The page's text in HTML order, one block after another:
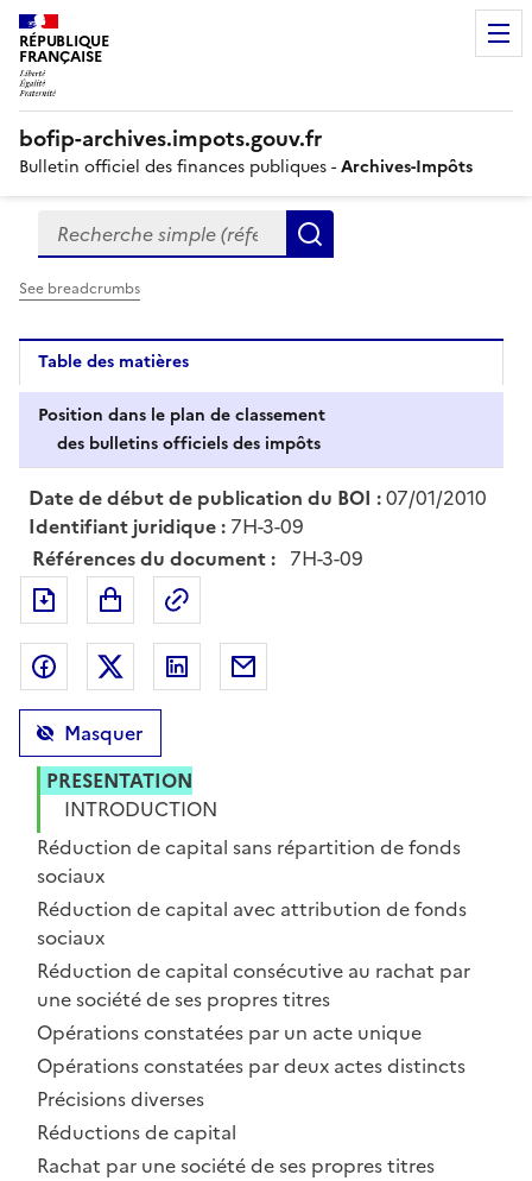
RÉPUBLIQUE
FRANÇAISE
bofip-archives.impots.gouv.fr
Bulletin officiel des finances publiques -Archives-Impôts
Formulaire
de
recherche
Recherche simple (références, mots clés, partie du
See breadcrumbs
Table des matières
Position dans le plan de classement
des bulletins officiels des impôts
Date de début de publication du BOI :07/01/2010
Identifiant juridique : 7H-3-09
Références du document : 7H-3-09
Exporter le document au format pdf
Partager sur Facebook
Partager sur Twitter
Partager sur LinkedIn
Masquer
PRESENTATION
INTRODUCTION
Section 1 :
Réduction de capital sans répartition de fonds
sociaux
Section 2 :
Réduction de capital avec attribution de fonds
sociaux
Section 3 :
Réduction de capital consécutive au rachat par
une société de ses propres titres
Sous-section 1 :
Opérations constatées par un acte unique
Sous-section 2 :
Opérations constatées par deux actes distincts
Section 4 :
Précisions diverses
Sous-section 1 :
Réductions de capital
Sous-section 2 :
Rachat par une société de ses propres titres